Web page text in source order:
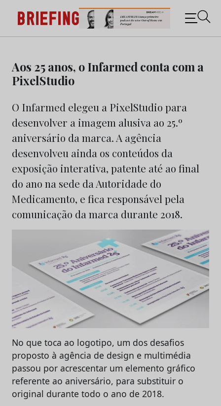
content
Briefing: Todas as notícias sobre os negócios do
Marketing e da Publicidade
Aos 25 anos, o Infarmed conta com a
PixelStudio
O Infarmed elegeu a PixelStudio para
desenvolver a imagem alusiva ao 25.º
aniversário da marca. A agência
desenvolveu ainda os conteúdos da
exposição interativa, patente até ao final
do ano na sede da Autoridade do
Medicamento, e fica responsável pela
comunicação da marca durante 2018.
No que toca ao logotipo, um dos desafios
proposto à agência de design e multimédia
passou por acrescentar um elemento gráfico
referente ao aniversário, para substituir o
original durante todo o ano de 2018.